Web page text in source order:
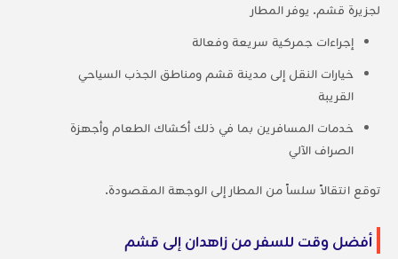
لجزيرة قشم. يوفر المطار
إجراءات جمركية سريعة وفعالة
خيارات النقل إلى مدينة قشم ومناطق الجذب السياحي
القريبة
خدمات المسافرين بما في ذلك أكشاك الطعام وأجهزة
الصراف الآلي
توقع انتقالاً سلساً من المطار إلى الوجهة المقصودة.
أفضل وقت للسفر من زاهدان إلى قشم